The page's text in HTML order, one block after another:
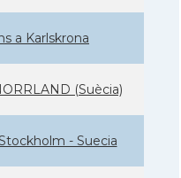
a Karlskrona
(Suècia)
- Suecia